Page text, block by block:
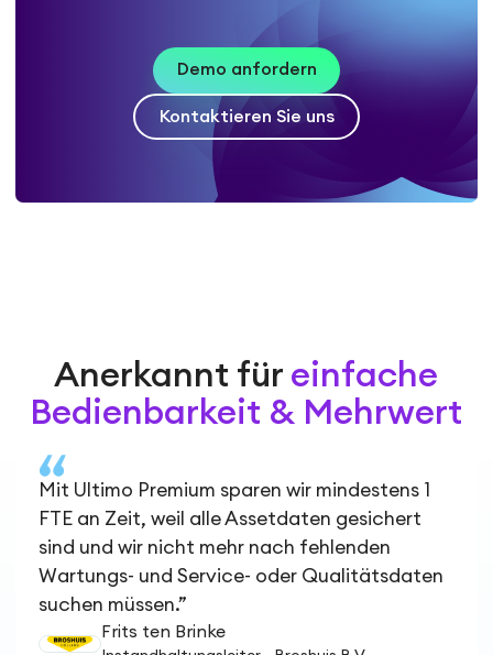
Demo anfordern
Kontaktieren Sie uns
Anerkannt für einfache
Bedienbarkeit & Mehrwert
Mit Ultimo Premium sparen wir mindestens 1
FTE an Zeit, weil alle Assetdaten gesichert
sind und wir nicht mehr nach fehlenden
Wartungs- und Service- oder Qualitätsdaten
suchen müssen.”
Frits ten Brinke